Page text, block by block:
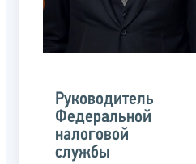
Руководитель
Федеральной
налоговой
службы